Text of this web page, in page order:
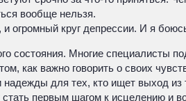
вообще нельзя.
огромный круг депрессии. И я
состояния. Многие специалисты
как важно говорить о своих
для тех, кто ищет выход
стать первым шагом к исцелению и